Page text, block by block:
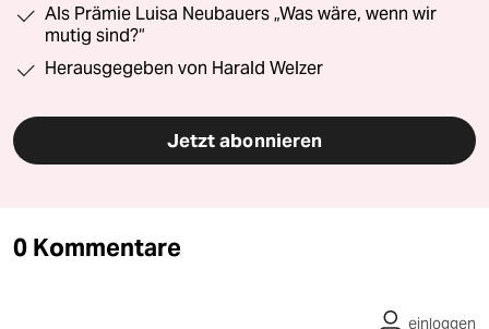
Als Prämie Luisa Neubauers „Was wäre, wenn wir
mutig sind?“
Herausgegeben von Harald Welzer
Jetzt abonnieren
0 Kommentare
einloggen